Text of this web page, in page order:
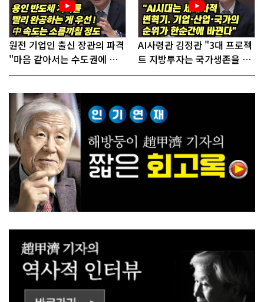
원전 기업인 출신 장관의 파격
"마음 같아서는 수도권에 원
전 짓고싶다"
AI사령관 김정관 "3대 프로젝
트 지방투자는 국가생존을 건
대전략"